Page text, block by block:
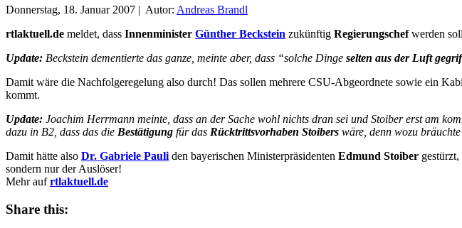
Donnerstag, 18. Januar 2007 | Autor: Andreas Brandl
rtlaktuell.de meldet, dass Innenminister Günther Beckstein zukünftig Regierungschefwerden
Update: Beckstein dementierte das ganze, meinte aber, dass “solche Dinge selten aus der Luft
Damit wäre die Nachfolgeregelung also durch! Das sollen mehrere CSU-Abgeordnete sowie ein
kommt.
Update: Joachim Herrmann meinte, dass an der Sache wohl nichts dran sei und Stoiber erst am
dazu in B2, dass das die Bestätigung für das Rücktrittsvorhaben Stoibers wäre, denn wozu
Damit hätte also Dr. Gabriele Pauli den bayerischen Ministerpräsidenten Edmund Stoiber
sondern nur der Auslöser!
Mehr auf rtlaktuell.de
Share this: